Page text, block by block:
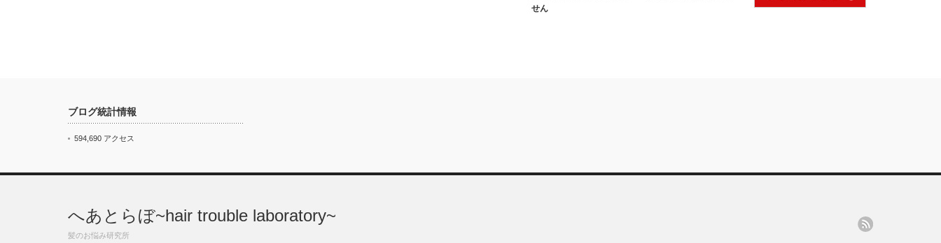
せん
ブログ統計情報
594,690 アクセス
へあとらぼ~hair trouble laboratory~
髪のお悩み研究所